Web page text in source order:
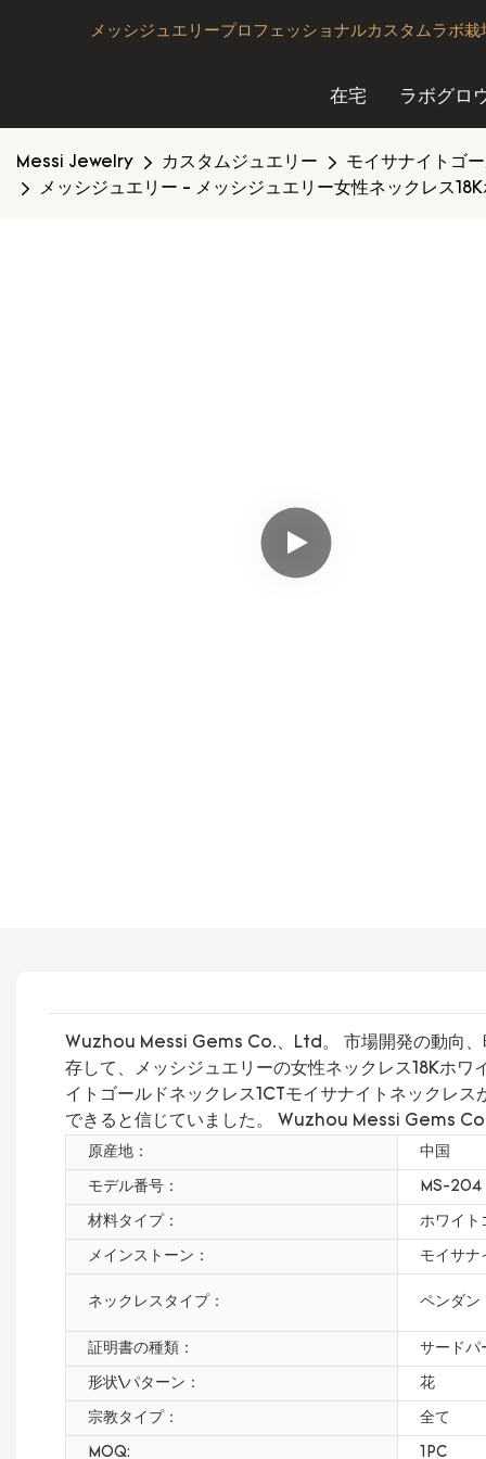
メッシジュエリープロフェッショナルカスタムラボ
在宅 ラボグロ
Messi Jewelry カスタムジュエリー
モイサナイトゴ
メッシジュエリー - メッシジュエリー女性ネックレス
Wuzhou Messi Gems Co.、Ltd。 市場開発の動向、
存して、メッシジュエリーの女性ネックレス18Kホ
イトゴールドネックレス1CTモイサナイトネックレ
できると信じていました。 Wuzhou Messi Gems
原産地： 中国
モデル番号： MS-204
材料タイプ： ホワイト
メインストーン： モイサナ
ネックレスタイプ： ペンダン
証明書の種類： サードパ
形状\パターン： 花
宗教タイプ： 全て
MOQ: 1PC